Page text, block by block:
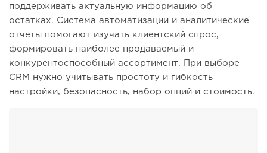
поддерживать актуальную информацию об
остатках. Система автоматизации и аналитические
отчеты помогают изучать клиентский спрос,
формировать наиболее продаваемый и
конкурентоспособный ассортимент. При выборе
CRM нужно учитывать простоту и гибкость
настройки, безопасность, набор опций и стоимость.